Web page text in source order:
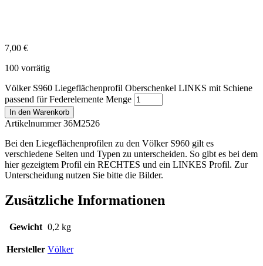
7,00 €
100 vorrätig
Völker S960 Liegeflächenprofil Oberschenkel LINKS mit Schiene
passend für Federelemente Menge
In den Warenkorb
Artikelnummer 36M2526
Bei den Liegeflächenprofilen zu den Völker S960 gilt es
verschiedene Seiten und Typen zu unterscheiden. So gibt es bei dem
hier gezeigtem Profil ein RECHTES und ein LINKES Profil. Zur
Unterscheidung nutzen Sie bitte die Bilder.
Zusätzliche Informationen
Gewicht 0,2 kg
Hersteller Völker